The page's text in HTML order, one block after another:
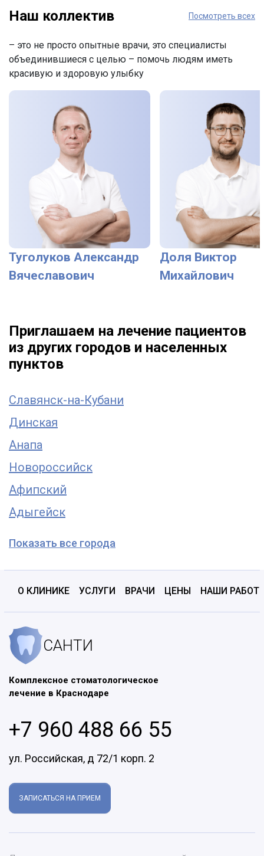
Наш коллектив Посмотреть всех
– это не просто опытные врачи, это специалисты
объединившиеся с целью – помочь людям иметь
красивую и здоровую улыбку
Туголуков Александр
Вячеславович
Доля Виктор
Михайлович
Приглашаем на лечение пациентов
из других городов и населенных
пунктов
Славянск-на-Кубани
Динская
Анапа
Новороссийск
Афипский
Адыгейск
Показать все города
О КЛИНИКЕ УСЛУГИ ВРАЧИ ЦЕНЫ НАШИ
САНТИ
Комплексное стоматологическое
лечение в Краснодаре
+7 960 488 66 55
ул. Российская, д 72/1 корп. 2
ЗАПИСАТЬСЯ НА ПРИЕМ